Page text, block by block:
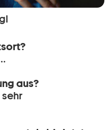
aus?